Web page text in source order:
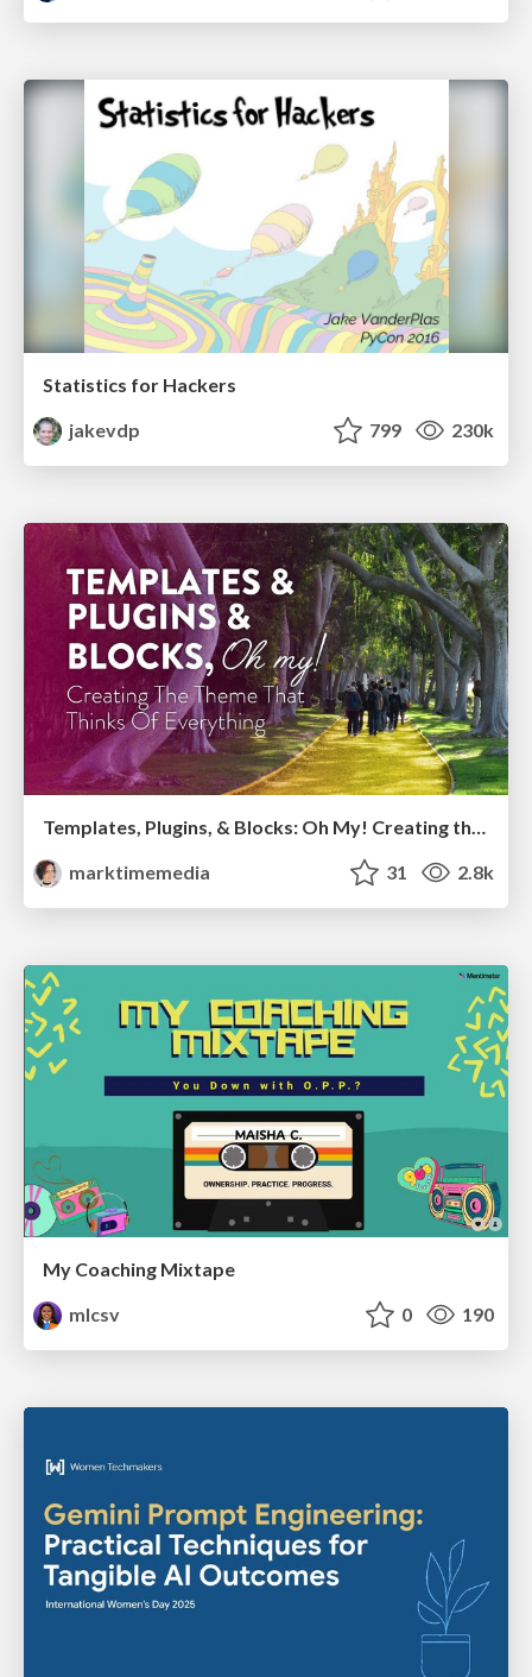
Statistics for Hackers
jakevdp
799 230k
Templates, Plugins, & Blocks: Oh My! Creating the theme that thinks of everything
marktimemedia
31 2.8k
My Coaching Mixtape
mlcsv
0 190